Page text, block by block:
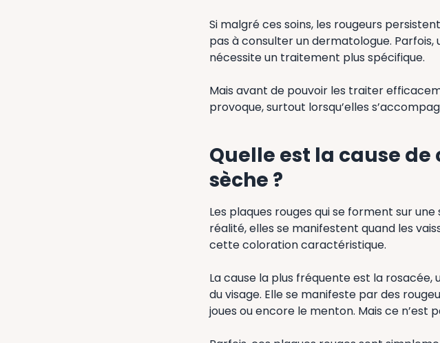
Si malgré ces soins, les rougeurs
pas à consulter un dermatologue.
nécessite un traitement plus spécifique.
Mais avant de pouvoir les traiter
provoque, surtout lorsqu’elles
Quelle est la cause
sèche ?
Les plaques rouges qui se forment sur
réalité, elles se manifestent quand les
cette coloration caractéristique.
La cause la plus fréquente est la
du visage. Elle se manifeste par des
joues ou encore le menton. Mais ce n’est